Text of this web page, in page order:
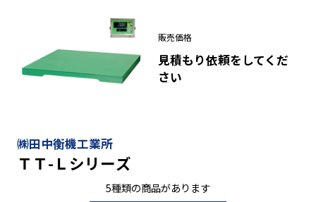
等も用意しています。
●標準指示計ＨＤ-２０００Ｃや他の指示計との接続も可能で自
動計量に対応したシステムへの拡張も可能です。
㈱田中衡機工業所
ＴＴ-Ｌシリーズ
5種類の商品があります
販売価格
見積もり依頼をしてくだ
さい